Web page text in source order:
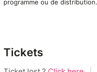
surmonter n’importe
programme ou de
Tickets